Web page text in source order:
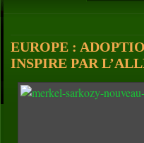
EUROPE :
INSPIRE PAR